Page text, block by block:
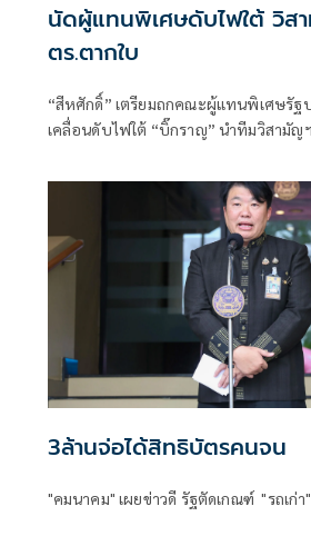
นัดผู้แทนพิเศษดับไฟใต้ วิสามัญโจรยิง
ตร.ตากใบ
“สีหศักดิ์”​ เตรียมถกคณะผู้แทน​พิเศษรัฐ
เคลื่อนดับไฟใต้​ “บิ๊กราญ” นำทีมวิสามัญฯ
3ล้านจ่อได้สิทธิบัตรคนจน
"คมนาคม" เผยข่าวดี รัฐตัดเกณฑ์ "รถเก่